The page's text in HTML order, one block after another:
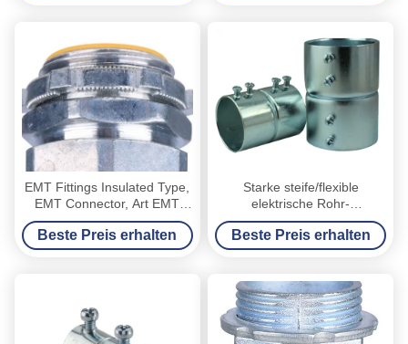
EMT Fittings Insulated Type,
EMT Connector, Art EMT
Connector Set Screw
Beste Preis erhalten
Starke steife/flexible
elektrische Rohr-
Installationen 3 4 Rohr-
Verbindungsstück für EMT
Beste Preis erhalten